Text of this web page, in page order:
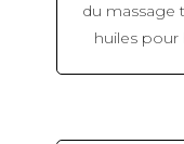
du massage
huiles pour